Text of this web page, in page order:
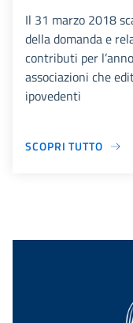
Il 31 marzo 2018
della domanda e
contributi per
associazioni che
ipovedenti
SCOPRI TUTTO